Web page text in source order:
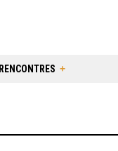
RENCONTRES